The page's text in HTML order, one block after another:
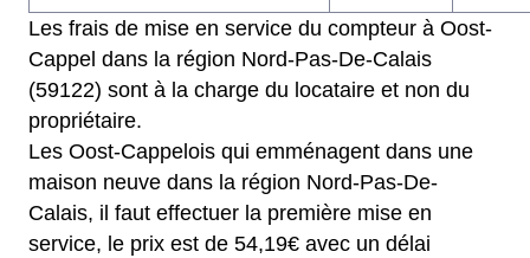
Les frais de mise en service du compteur à Oost-
Cappel dans la région Nord-Pas-De-Calais
(59122) sont à la charge du locataire et non du
propriétaire.
Les Oost-Cappelois qui emménagent dans une
maison neuve dans la région Nord-Pas-De-
Calais, il faut effectuer la première mise en
service, le prix est de 54,19€ avec un délai